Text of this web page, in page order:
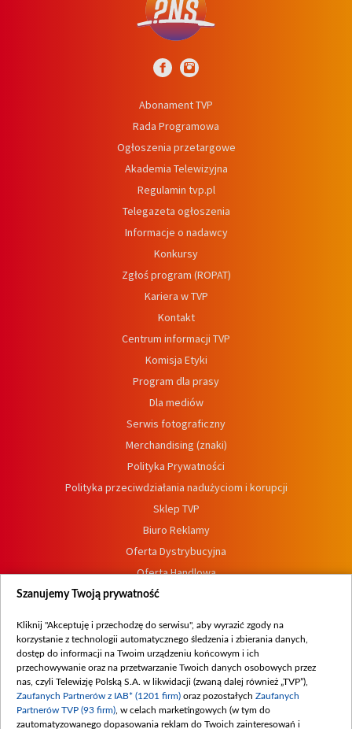
Abonament TVP
Rada Programowa
Ogłoszenia przetargowe
Akademia Telewizyjna
Regulamin tvp.pl
Telegazeta ogłoszenia
Informacje o nadawcy
Konkursy
Zgłoś program (ROPAT)
Kariera w TVP
Kontakt
Centrum informacji TVP
Komisja Etyki
Program dla prasy
Dla mediów
Serwis fotograficzny
Merchandising (znaki)
Polityka Prywatności
Polityka przeciwdziałania nadużyciom i korupcji
Sklep TVP
Biuro Reklamy
Oferta Dystrybucyjna
Oferta Handlowa
Dostępność
Procedura zgłoszeń wewnętrznych
Szanujemy Twoją prywatność
Kliknij "Akceptuję i przechodzę do serwisu", aby wyrazić zgody na
korzystanie z technologii automatycznego śledzenia i zbierania danych,
dostęp do informacji na Twoim urządzeniu końcowym i ich
przechowywanie oraz na przetwarzanie Twoich danych osobowych przez
nas, czyli Telewizję Polską S.A. w likwidacji (zwaną dalej również „TVP”),
Zaufanych Partnerów z IAB* (1201 firm) oraz pozostałych Zaufanych
Partnerów TVP (93 firm) , w celach marketingowych (w tym do
zautomatyzowanego dopasowania reklam do Twoich zainteresowań i